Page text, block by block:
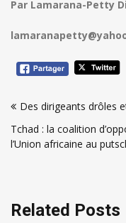
Par Lamarana-Petty
de
l’article
Des dirigeants drôles
Tchad : la coalition
l’Union africaine au
Related Posts